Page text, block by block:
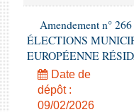
Questions écrites et
Comptes rendus des
Amendement n°
ÉLECTIONS
EUROPÉENNE
Date de
dépôt :
09/02/2026